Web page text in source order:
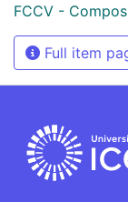
FCCV -
Full item